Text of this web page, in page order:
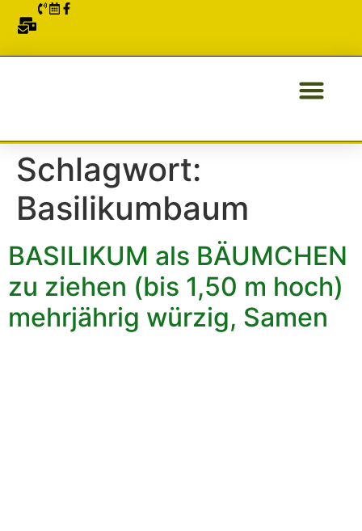
Schlagwort:
Basilikumbaum
BASILIKUM als BÄUMCHEN
zu ziehen (bis 1,50 m hoch)
mehrjährig würzig, Samen